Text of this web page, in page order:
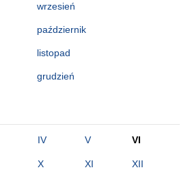
wrzesień
październik
listopad
grudzień
IV V VI
X XI XII